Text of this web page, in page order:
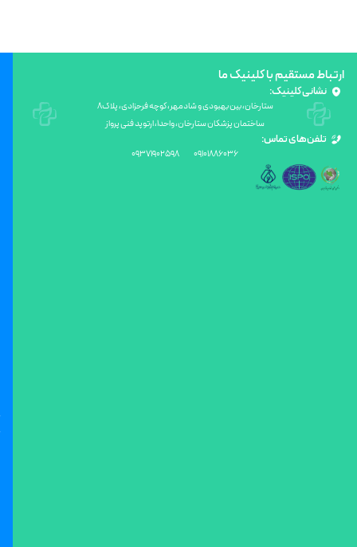
ارتباط مستقیم با کلینیک ما
نشانی کلینیک:
ستارخان، بین بهبودی و شادمهر، کوچه فرحزادی، پلاک8
ساختمان پزشکان ستارخان، واحد۱، ارتوپد فنی پرواز
تلفن‌های تماس:
09371902598 09101886036